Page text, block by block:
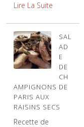
Lire La Suite
SAL
AD
E
DE
CH
AMPIGNONS DE
PARIS AUX
RAISINS SECS
Recette de